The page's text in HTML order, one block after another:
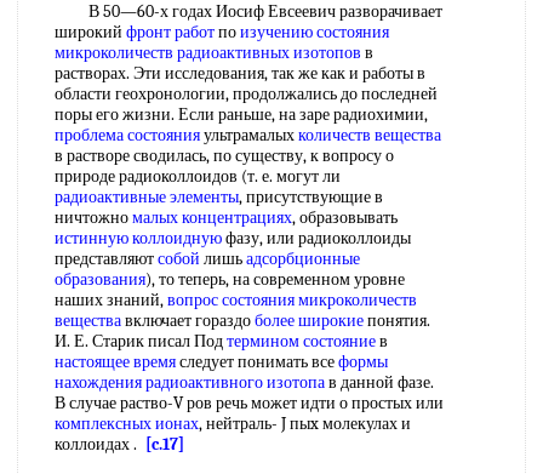
В 50—60-х годах Иосиф Евсеевич разворачивает
широкий фронт работпоизучению состояния
микроколичеств радиоактивных изотопов в
растворах. Эти исследования, так же как и работы в
области геохронологии, продолжались до последней
поры его жизни. Если раньше, на заре радиохимии,
проблема состоянияультрамалыхколичеств вещества
в растворе сводилась, по существу, к вопросу о
природе радиоколлоидов (т. е. могут ли
радиоактивные элементы, присутствующие в
ничтожномалых концентрациях, образовывать
истинную коллоиднуюфазу, или радиоколлоиды
представляютсобой лишьадсорбционные
образования), то теперь, на современном уровне
наших знаний,вопрос состояниямикроколичеств
веществавключает гораздоболее широкиепонятия.
И. Е. Старик писал Подтермином состояниев
настоящее времяследует понимать всеформы
нахождениярадиоактивного изотопав данной фазе.
В случае раство-V ров речь может идти о простых или
комплексных ионах, нейтраль- J пыx молекулах и
коллоидах .
[c.17]